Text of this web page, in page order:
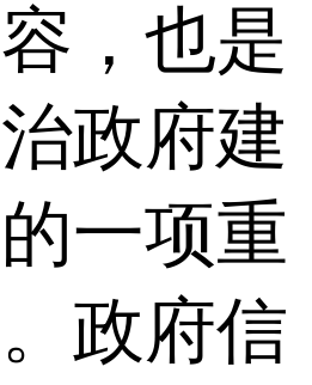
，也是
政府建
一项重
政府信